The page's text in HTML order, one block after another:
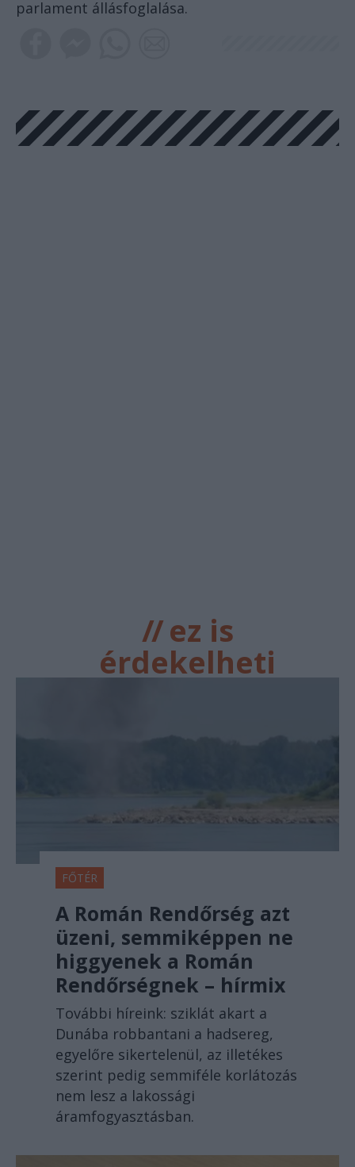
parlament állásfoglalása.
//ez is
érdekelheti
FŐTÉR
A Román Rendőrség azt
üzeni, semmiképpen ne
higgyenek a Román
Rendőrségnek – hírmix
További híreink: sziklát akart a
Dunába robbantani a hadsereg,
egyelőre sikertelenül, az illetékes
szerint pedig semmiféle korlátozás
nem lesz a lakossági
áramfogyasztásban.